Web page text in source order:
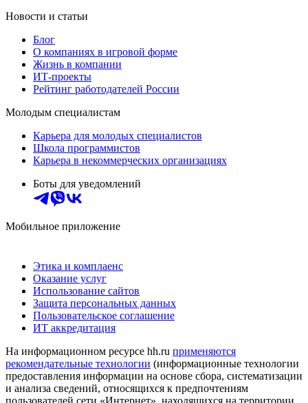
Новости и статьи
Блог
О компаниях в игровой форме
Жизнь в компании
ИТ-проекты
Рейтинг работодателей России
Молодым специалистам
Карьера для молодых специалистов
Школа программистов
Карьера в некоммерческих организациях
Боты для уведомлений
Мобильное приложение
Этика и комплаенс
Оказание услуг
Использование сайтов
Защита персональных данных
Пользовательское соглашение
ИТ аккредитация
На информационном ресурсе hh.ru применяются
рекомендательные технологии (информационные технологии
предоставления информации на основе сбора, систематизации
и анализа сведений, относящихся к предпочтениям